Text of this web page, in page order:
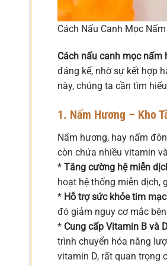
Cách Nấu Canh Mọc
Cách nấu canh mọc nấm
đáng kể, nhờ sự kết hợp
này, chúng ta cần tìm
1. Nấm Hương – Kho
Nấm hương, hay nấm
còn chứa nhiều vitamin
* Tăng cường hệ miễn
hoạt hệ thống miễn dịch,
* Hỗ trợ sức khỏe tim
đó giảm nguy cơ mắc
* Cung cấp Vitamin B và
trình chuyển hóa năng
vitamin D, rất quan trọng